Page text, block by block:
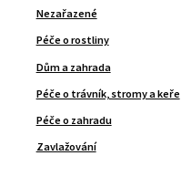
Nezařazené
Péče o rostliny
Dům a zahrada
Péče o trávník, stromy a keře
Péče o zahradu
Zavlažování